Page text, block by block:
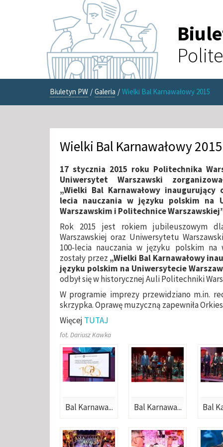
Biuletyn PW / Galeria / Wielki Bal Karnawałowy 2015
Wielki Bal Karnawałowy 2015
17 stycznia 2015 roku Politechnika
Uniwersytet Warszawski
„Wielki Bal Karnawałowy inaugurujący
lecia nauczania w języku polskim na
Warszawskim i Politechnice
Rok 2015 jest rokiem jubileuszowym
Warszawskiej oraz Uniwersytetu
100-lecia nauczania w języku polskim na
zostały przez „Wielki Bal Karnawałowy
języku polskim na Uniwersytecie
odbył się w historycznej Auli Politechniki
W programie imprezy przewidziano m.in.
skrzypka. Oprawę muzyczną zapewniła
Więcej TUTAJ
fot. Dariusz Kawka
Bal Karnawa... Bal Karnawa... Bal